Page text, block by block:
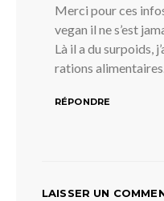
Merci pour ces
vegan il ne s’est
Là il a du surpoids,
rations
RÉPONDRE
LAISSER UN